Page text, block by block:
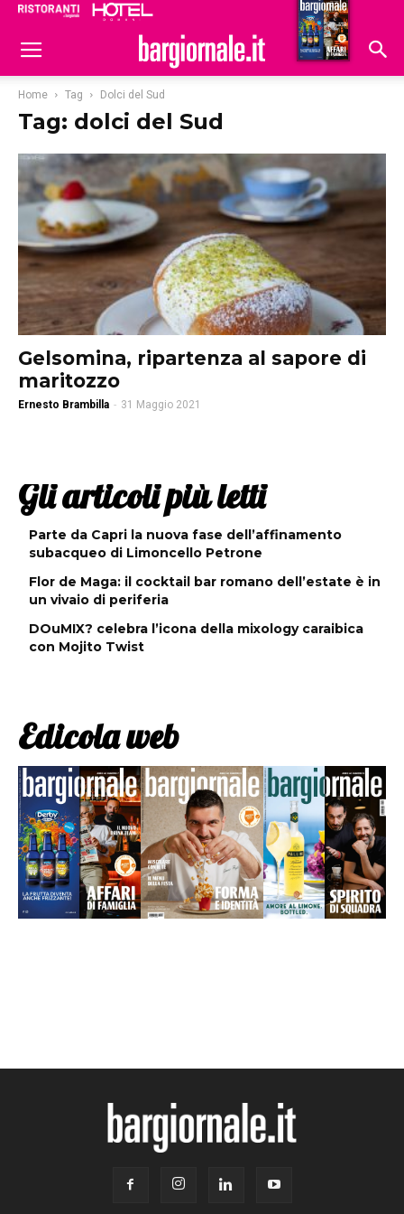
Hoteldomani
Home Tag Dolci del Sud
Tag: dolci del Sud
Gelsomina, ripartenza al sapore di
maritozzo
Ernesto Brambilla - 31 Maggio 2021
Gli articoli più letti
Parte da Capri la nuova fase dell’affinamento
subacqueo di Limoncello Petrone
Flor de Maga: il cocktail bar romano dell’estate è in
un vivaio di periferia
DOuMIX? celebra l’icona della mixology caraibica
con Mojito Twist
Edicola web